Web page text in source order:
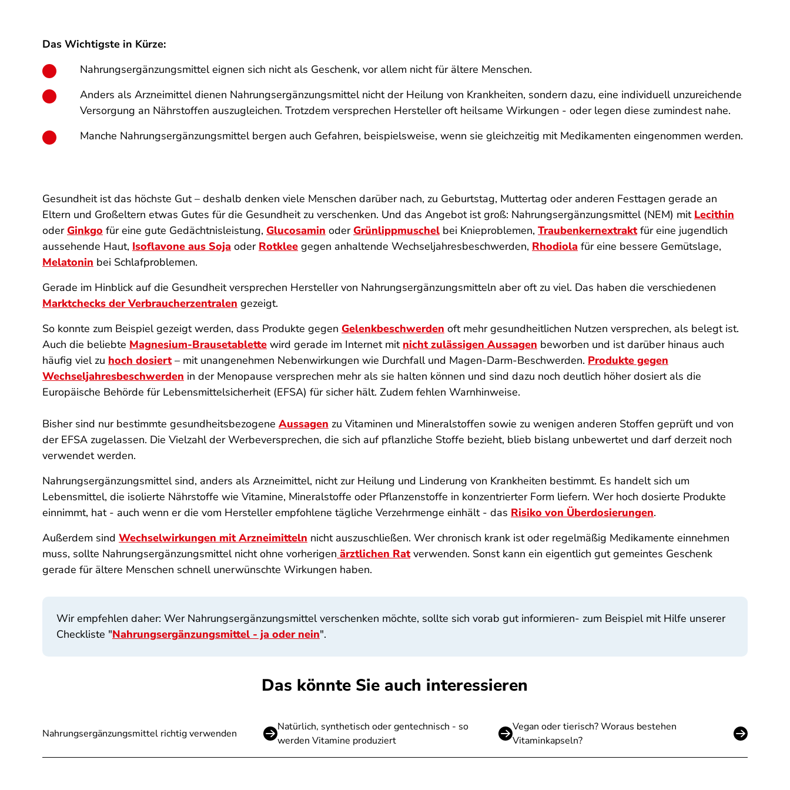
Das Wichtigste in Kürze:
Nahrungsergänzungsmittel eignen sich nicht als Geschenk, vor allem nicht für ältere Menschen.
Anders als Arzneimittel dienen Nahrungsergänzungsmittel nicht der Heilung von Krankheiten, sondern dazu, eine individuell unzureichende
Versorgung an Nährstoffen auszugleichen. Trotzdem versprechen Hersteller oft heilsame Wirkungen - oder legen diese zumindest nahe.
Manche Nahrungsergänzungsmittel bergen auch Gefahren, beispielsweise, wenn sie gleichzeitig mit Medikamenten eingenommen werden.
Gesundheit ist das höchste Gut – deshalb denken viele Menschen darüber nach, zu Geburtstag, Muttertag oder anderen Festtagen gerade an
Eltern und Großeltern etwas Gutes für die Gesundheit zu verschenken. Und das Angebot ist groß: Nahrungsergänzungsmittel (NEM) mit Lecithin
oder Ginkgo für eine gute Gedächtnisleistung, Glucosamin oder Grünlippmuschel bei Knieproblemen, Traubenkernextraktfür eine jugendlich
aussehende Haut, Isoflavone aus Soja oder Rotklee gegen anhaltende Wechseljahresbeschwerden, Rhodiola für eine bessere Gemütslage,
Melatonin bei Schlafproblemen.
Gerade im Hinblick auf die Gesundheit versprechen Hersteller von Nahrungsergänzungsmitteln aber oft zu viel. Das haben die verschiedenen
Marktchecks der Verbraucherzentralen gezeigt.
So konnte zum Beispiel gezeigt werden, dass Produkte gegen Gelenkbeschwerden oft mehr gesundheitlichen Nutzen versprechen, als belegt ist.
Auch die beliebte Magnesium-Brausetablette wird gerade im Internet mit nicht zulässigen Aussagen beworben und ist darüber hinaus auch
häufig viel zu hoch dosiert– mit unangenehmen Nebenwirkungen wie Durchfall und Magen-Darm-Beschwerden. Produkte gegen
Wechseljahresbeschwerden in der Menopause versprechen mehr als sie halten können und sind dazu noch deutlich höher dosiert als die
Europäische Behörde für Lebensmittelsicherheit (EFSA) für sicher hält. Zudem fehlen Warnhinweise.
Bisher sind nur bestimmte gesundheitsbezogene Aussagen zu Vitaminen und Mineralstoffen sowie zu wenigen anderen Stoffen geprüft und von
der EFSA zugelassen. Die Vielzahl der Werbeversprechen, die sich auf pflanzliche Stoffe bezieht, blieb bislang unbewertet und darf derzeit noch
verwendet werden.
Nahrungsergänzungsmittel sind, anders als Arzneimittel, nicht zur Heilung und Linderung von Krankheiten bestimmt. Es handelt sich um
Lebensmittel, die isolierte Nährstoffe wie Vitamine, Mineralstoffe oder Pflanzenstoffe in konzentrierter Form liefern. Wer hoch dosierte Produkte
einnimmt, hat - auch wenn er die vom Hersteller empfohlene tägliche Verzehrmenge einhält - das Risiko von Überdosierungen.
Außerdem sind Wechselwirkungen mit Arzneimitteln nicht auszuschließen. Wer chronisch krank ist oder regelmäßig Medikamente einnehmen
muss, sollte Nahrungsergänzungsmittel nicht ohne vorherigen ärztlichen Ratverwenden. Sonst kann ein eigentlich gut gemeintes Geschenk
gerade für ältere Menschen schnell unerwünschte Wirkungen haben.
Wir empfehlen daher: Wer Nahrungsergänzungsmittel verschenken möchte, sollte sich vorab gut informieren- zum Beispiel mit Hilfe unserer
Checkliste "Nahrungsergänzungsmittel - ja oder nein".
Das könnte Sie auch interessieren
Nahrungsergänzungsmittel richtig verwenden
Natürlich, synthetisch oder gentechnisch - so
werden Vitamine produziert
Vegan oder tierisch? Woraus bestehen
Vitaminkapseln?